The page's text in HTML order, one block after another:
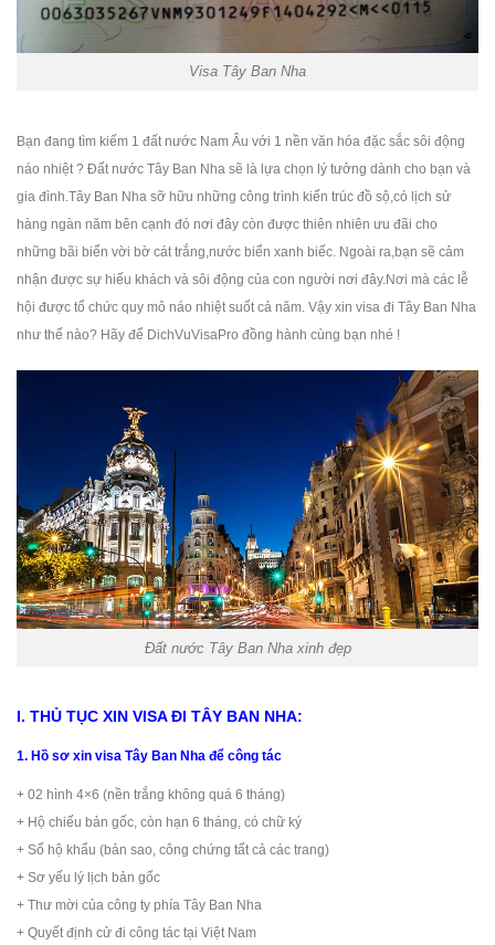
Visa Tây Ban Nha
Bạn đang tìm kiếm 1 đất nước Nam Âu với 1 nền văn hóa đặc sắc sôi động
náo nhiệt ? Đất nước Tây Ban Nha sẽ là lựa chọn lý tưởng dành cho bạn và
gia đình.Tây Ban Nha sỡ hữu những công trình kiến trúc đồ sộ,có lịch sử
hàng ngàn năm bên cạnh đó nơi đây còn được thiên nhiên ưu đãi cho
những bãi biển vời bờ cát trắng,nước biển xanh biếc. Ngoài ra,bạn sẽ cảm
nhận được sự hiếu khách và sôi động của con người nơi đây.Nơi mà các lễ
hội được tổ chức quy mô náo nhiệt suốt cả năm. Vậy xin visa đi Tây Ban Nha
như thế nào? Hãy để DichVuVisaPro đồng hành cùng bạn nhé !
Đất nước Tây Ban Nha xinh đẹp
I. THỦ TỤC XIN VISA ĐI TÂY BAN NHA:
1. Hồ sơ xin visa Tây Ban Nha để công tác
+ 02 hình 4×6 (nền trắng không quá 6 tháng)
+ Hộ chiếu bản gốc, còn hạn 6 tháng, có chữ ký
+ Sổ hộ khẩu (bản sao, công chứng tất cả các trang)
+ Sơ yếu lý lịch bản gốc
+ Thư mời của công ty phía Tây Ban Nha
+ Quyết định cử đi công tác tại Việt Nam